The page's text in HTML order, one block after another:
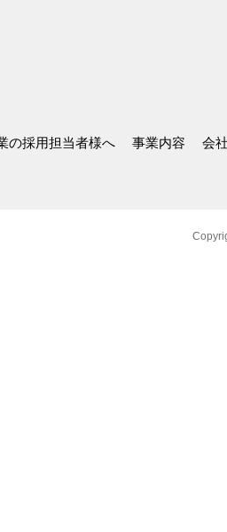
の採用担当者様へ 事業内容 会